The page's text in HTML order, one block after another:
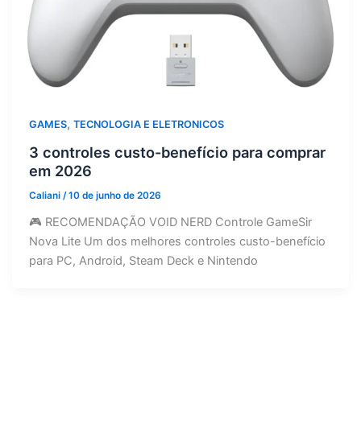
GAMES,TECNOLOGIA E ELETRONICOS
3 controles custo-benefício para comprar
em 2026
Caliani/10 de junho de 2026
🎮 RECOMENDAÇÃO VOID NERD Controle GameSir
Nova Lite Um dos melhores controles custo-benefício
para PC, Android, Steam Deck e Nintendo